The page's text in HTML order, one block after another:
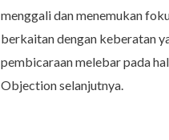
menggali dan menemukan
berkaitan dengan keberatan
pembicaraan melebar pada
Objection selanjutnya.